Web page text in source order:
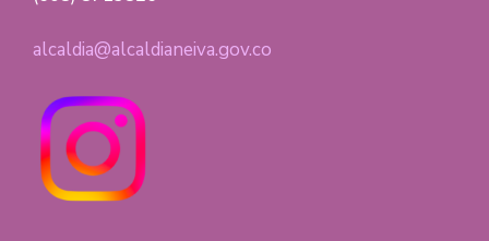
alcaldia@alcaldianeiva.gov.co